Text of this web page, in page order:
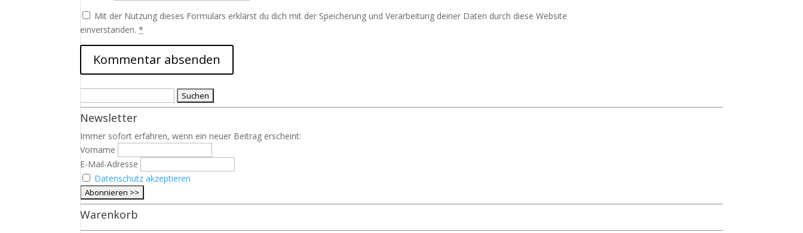
Mit der Nutzung dieses Formulars erklärst du dich mit der Speicherung und Verarbeitung deiner Daten durch diese Website
einverstanden.*
nach:
Newsletter
Immer sofort erfahren, wenn ein neuer Beitrag erscheint:
Vorname
E-Mail-Adresse
Datenschutz akzeptieren
Warenkorb